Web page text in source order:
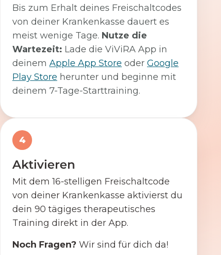
Bis zum Erhalt deines Freischaltcodes
von deiner Krankenkasse dauert es
meist wenige Tage. Nutze die
Wartezeit: Lade die ViViRA App in
deinem Apple App Store oder Google
Play Store herunter und beginne mit
deinem 7-Tage-Starttraining.
4
Aktivieren
Mit dem 16-stelligen Freischaltcode
von deiner Krankenkasse aktivierst du
dein 90 tägiges therapeutisches
Training direkt in der App.
Noch Fragen? Wir sind für dich da!